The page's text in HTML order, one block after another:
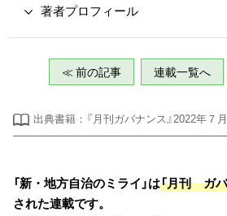
著者プロフィール
≪ 前の記事 連載一覧へ
出典書籍：『月刊ガバナンス』2022年７
「新・地方自治のミライ」は「月刊 ガ
された連載です。